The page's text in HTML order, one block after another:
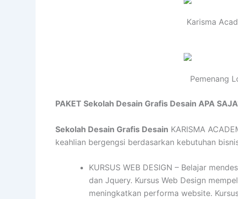
Karisma
Pemenang
PAKET Sekolah Desain Grafis Desain APA
Sekolah Desain Grafis Desain KARISMA
keahlian bergengsi berdasarkan kebutuhan
KURSUS WEB DESIGN – Belajar
dan Jquery. Kursus Web Design
meningkatkan performa website.